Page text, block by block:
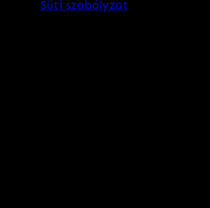
Süti szabályzat